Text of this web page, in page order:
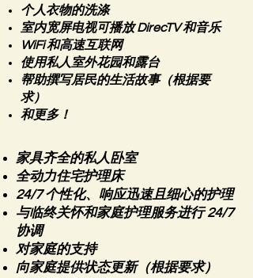
个人衣物的洗涤
室内宽屏电视可播放 DirecTV 和音乐
WiFi 和高速互联网
使用私人室外花园和露台
帮助撰写居民的生活故事（根据要
求）
和更多！
家具齐全的私人卧室
全动力住宅护理床
24/7 个性化、响应迅速且细心的护理
与临终关怀和家庭护理服务进行 24/7
协调
对家庭的支持
向家庭提供状态更新（根据要求）